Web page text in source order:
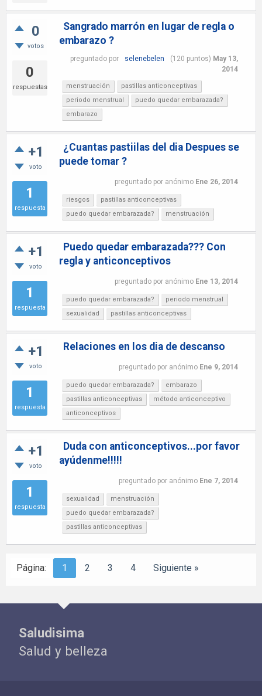
0
votos
0
respuestas
Sangrado marrón en lugar de regla o
embarazo ?
preguntado por selenebelen (120 puntos) May 13,
2014
menstruación
pastillas anticonceptivas
periodo menstrual
puedo quedar embarazada?
embarazo
+1
voto
1
respuesta
¿Cuantas pastiilas del dia Despues se
puede tomar ?
preguntado por anónimo Ene 26, 2014
riesgos
pastillas anticonceptivas
puedo quedar embarazada?
menstruación
+1
voto
1
respuesta
Puedo quedar embarazada??? Con
regla y anticonceptivos
preguntado por anónimo Ene 13, 2014
puedo quedar embarazada?
periodo menstrual
sexualidad
pastillas anticonceptivas
+1
voto
1
respuesta
Relaciones en los dia de descanso
preguntado por anónimo Ene 9, 2014
puedo quedar embarazada?
embarazo
pastillas anticonceptivas
método anticonceptivo
anticonceptivos
+1
voto
1
respuesta
Duda con anticonceptivos...por favor
ayúdenme!!!!!
preguntado por anónimo Ene 7, 2014
sexualidad
menstruación
puedo quedar embarazada?
pastillas anticonceptivas
Página: 1 2 3 4 Siguiente »
Saludisima
Salud y belleza